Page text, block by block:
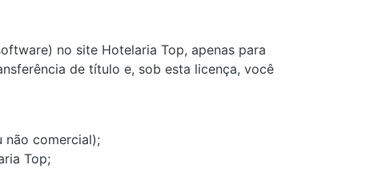
no site Hotelaria Top, apenas para
de título e, sob esta licença, você
não comercial);
Top;